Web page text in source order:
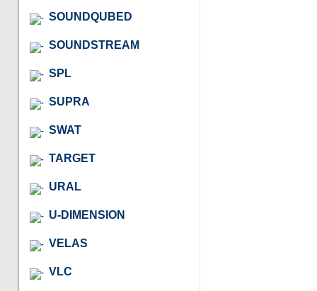
SOUNDQUBED
SOUNDSTREAM
SPL
SUPRA
SWAT
TARGET
URAL
U-DIMENSION
VELAS
VLC